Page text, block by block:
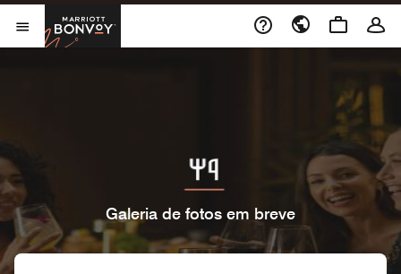
Skip to Content
Abrir menu
Marriott Bonvoy
Galeria de fotos em breve